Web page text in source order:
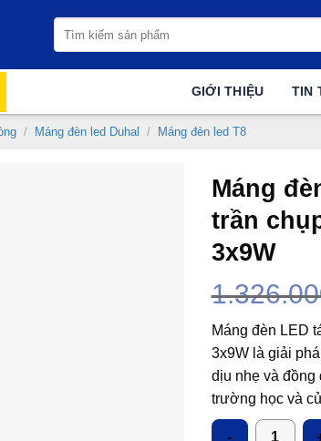
kiếm:
GIỚI THIỆU TIN
/ Máng đèn led Duhal / Máng đèn led T8
Máng
trần
3x9W
Máng đèn LED
3x9W là giải
dịu nhẹ và đồng
trường học và
Số lượng